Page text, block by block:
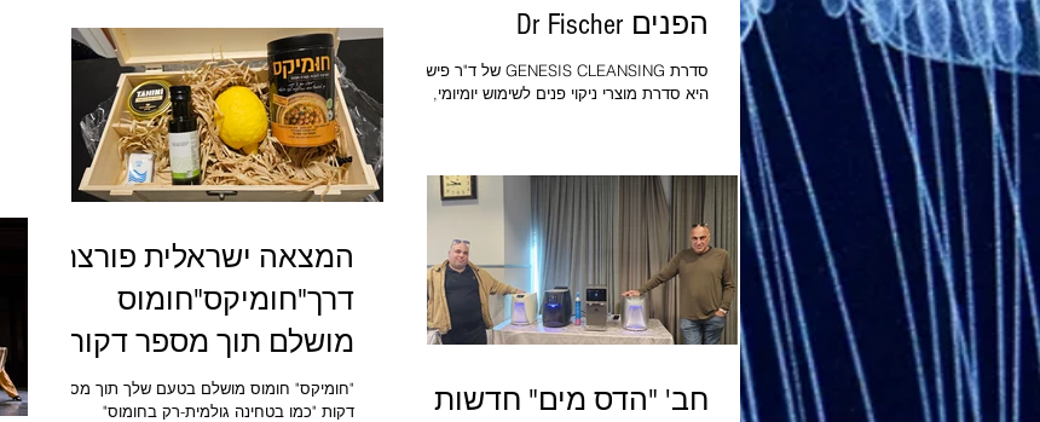
הפנים Dr Fischer
סדרת GENESIS CLEANSING של ד"ר פישר
היא סדרת מוצרי ניקוי פנים לשימוש יומיומי,
מעורב-שמן המסיר תאי עור מתים, עודפי שומן,
לכלוך ושאריות איפור.
בסגנון דובאי
חב' "הדס מים" חדשות
המצאה ישראלית פורצת
דרך"חומיקס"חומוס
מושלם תוך מספר דקות
Hummix"חומיקס" חומוס מושלם בטעם שלך תוך מספר
דקות "כמו בטחינה גולמית-רק בחומוס"